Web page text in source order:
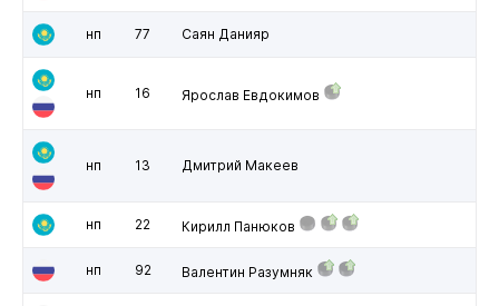
нп 77 Саян Данияр
нп 16 Ярослав Евдокимов
нп 13 Дмитрий Макеев
нп 22 Кирилл Панюков
нп 92 Валентин Разумняк